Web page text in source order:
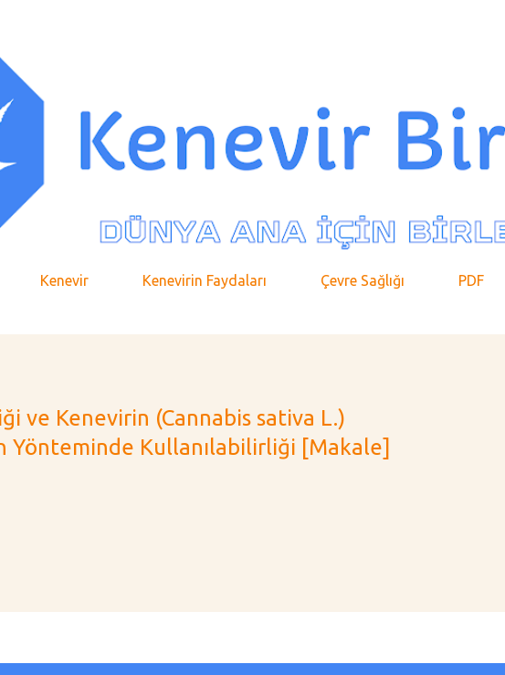
Kenevir Kenevirin Faydaları Çevre Sağlığı PDF
ve Kenevirin (Cannabis sativa L.)
Yönteminde Kullanılabilirliği [Makale]